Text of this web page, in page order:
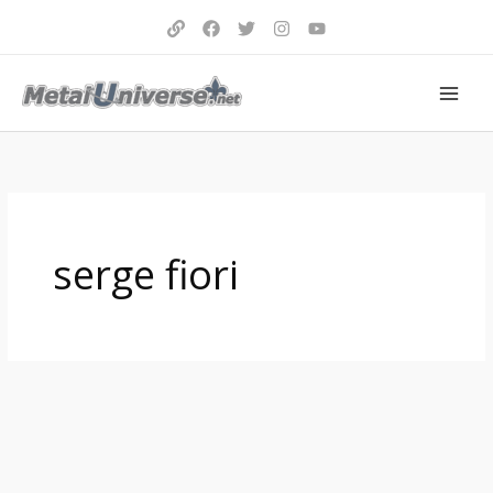
serge fiori